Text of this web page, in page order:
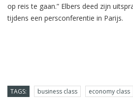
op reis te gaan.” Elbers deed zijn
tijdens een persconferentie in Parijs.
TAGS: business class economy class